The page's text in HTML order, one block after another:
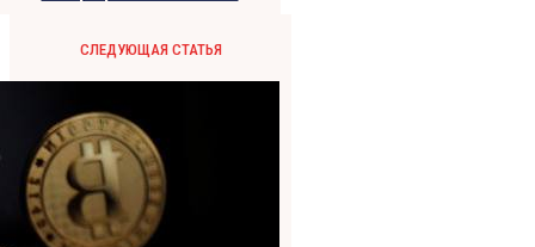
СЛЕДУЮЩАЯ СТАТЬЯ